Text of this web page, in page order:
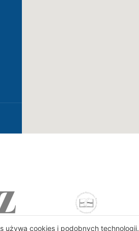
używa cookies i podobnych technologii.